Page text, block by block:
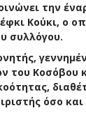
την
Κούκι, ο
συλλόγου.
του Κοσόβου
όσο